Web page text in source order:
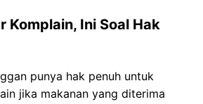
Komplain, Ini Soal Hak
punya hak penuh untuk
jika makanan yang diterima